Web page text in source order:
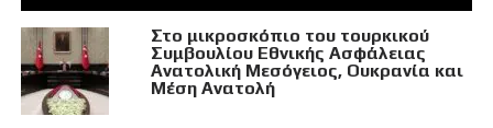
Στο μικροσκόπιο του τουρκικού
Συμβουλίου Εθνικής Ασφάλειας
Ανατολική Μεσόγειος, Ουκρανία και
Μέση Ανατολή